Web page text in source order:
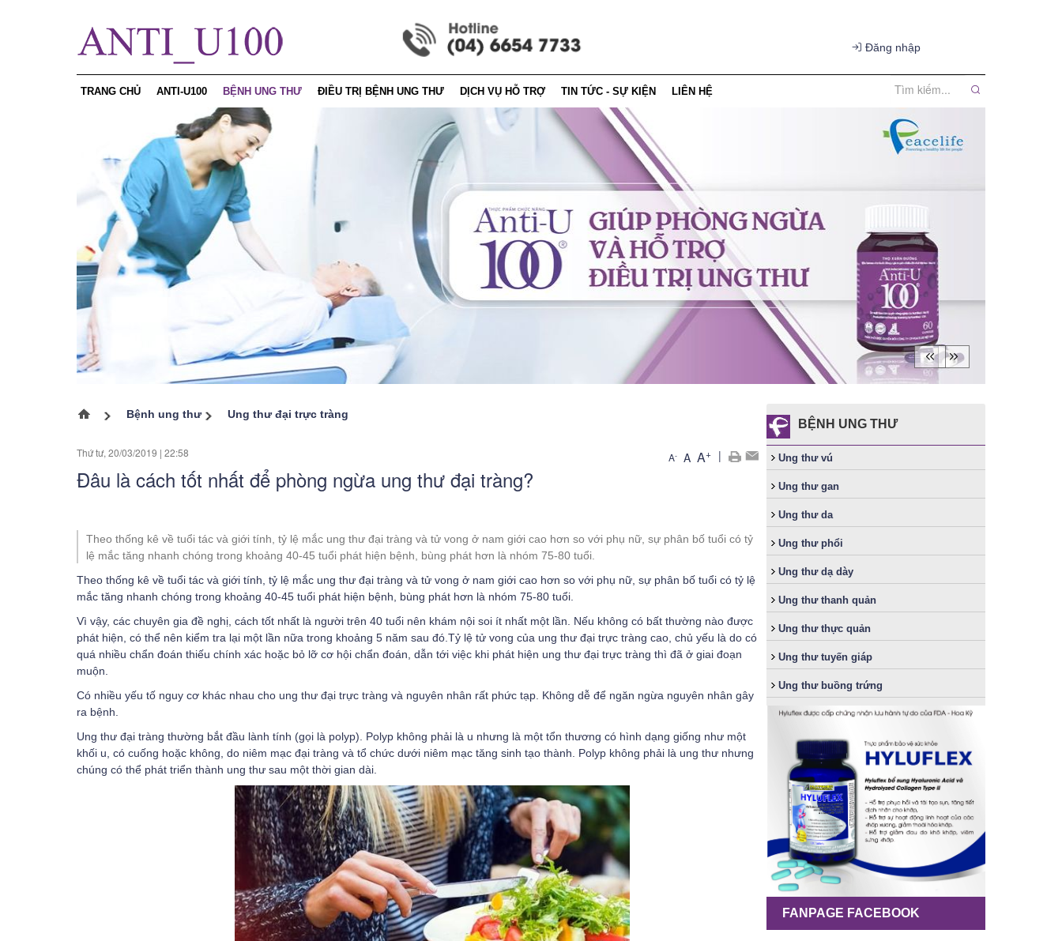
Đăng nhập
TRANG CHỦ ANTI-U100
Curcumin
Sản phẩm
Sâm ngọc linh
Chứng nhận
BỆNH UNG THƯ
Ung thư vú
Ung thư gan
Ung thư da
Ung thư phổi
Ung thư thanh quản
Ung thư thực quản
Ung thư tuyến giáp
Ung thư buồng trứng
Ung thư vòm họng
Các bệnh ung thư khác
Ung thư máu
Ung thư tụy
Ung thư xương
ĐIỀU TRỊ BỆNH UNG THƯ
Phương pháp điều trị
Chế độ vận động
Điều trị ung thư theo đông y
DỊCH VỤ HỖ TRỢ
Cẩm nang anti-u100
TIN TỨC - SỰ KIỆN
Tin tức - sự kiện
Tin tức - báo chí
Hỏi đáp
LIÊN HỆ
Thông tin đại lý
Thông tin khuyến mãi
Trang chủ Bệnh ung thư Ung thư đại trực tràng
Thứ tư, 20/03/2019 | 22:58 A- A A+ |
Đâu là cách tốt nhất để phòng ngừa ung thư đại tràng?
Theo thống kê về tuổi tác và giới tính, tỷ lệ mắc ung thư đại tràng và tử vong ở nam giới cao hơn so với phụ nữ, sự phân bố tuổi có tỷ
lệ mắc tăng nhanh chóng trong khoảng 40-45 tuổi phát hiện bệnh, bùng phát hơn là nhóm 75-80 tuổi.
Theo thống kê về tuổi tác và giới tính, tỷ lệ mắc ung thư đại tràng và tử vong ở nam giới cao hơn so với phụ nữ, sự phân bố tuổi có tỷ lệ
mắc tăng nhanh chóng trong khoảng 40-45 tuổi phát hiện bệnh, bùng phát hơn là nhóm 75-80 tuổi.
Vì vậy, các chuyên gia đề nghị, cách tốt nhất là người trên 40 tuổi nên khám nội soi ít nhất một lần. Nếu không có bất thường nào được
phát hiện, có thể nên kiểm tra lại một lần nữa trong khoảng 5 năm sau đó.Tỷ lệ tử vong của ung thư đại trực tràng cao, chủ yếu là do có
quá nhiều chẩn đoán thiếu chính xác hoặc bỏ lỡ cơ hội chẩn đoán, dẫn tới việc khi phát hiện ung thư đại trực tràng thì đã ở giai đoạn
muộn.
Có nhiều yếu tố nguy cơ khác nhau cho ung thư đại trực tràng và nguyên nhân rất phức tạp. Không dễ để ngăn ngừa nguyên nhân gây
ra bệnh.
Ung thư đại tràng thường bắt đầu lành tính (gọi là polyp). Polyp không phải là u nhưng là một tổn thương có hình dạng giống như một
khối u, có cuống hoặc không, do niêm mạc đại tràng và tổ chức dưới niêm mạc tăng sinh tạo thành. Polyp không phải là ung thư nhưng
chúng có thể phát triển thành ung thư sau một thời gian dài.
BỆNH UNG THƯ
Ung thư vú
Ung thư gan
Ung thư da
Ung thư phổi
Ung thư dạ dày
Ung thư thanh quản
Ung thư thực quản
Ung thư tuyến giáp
Ung thư buồng trứng
FANPAGE FACEBOOK